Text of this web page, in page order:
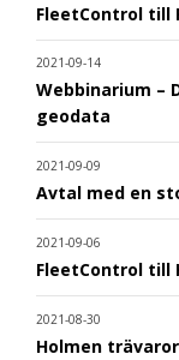
FleetControl till
2021-09-14
Webbinarium –
geodata
2021-09-09
Avtal med en
2021-09-06
FleetControl till
2021-08-30
Holmen